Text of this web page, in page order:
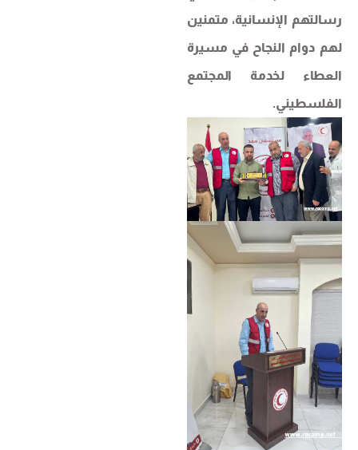
رسالتهم الإنسانية، متمنين
لهم دوام النجاح في مسيرة
العطاء لخدمة المجتمع
الفلسطيني.